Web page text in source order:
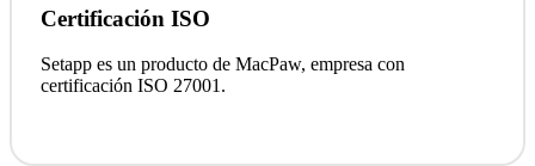
Certificación ISO
Setapp es un producto de MacPaw, empresa con
certificación ISO 27001.